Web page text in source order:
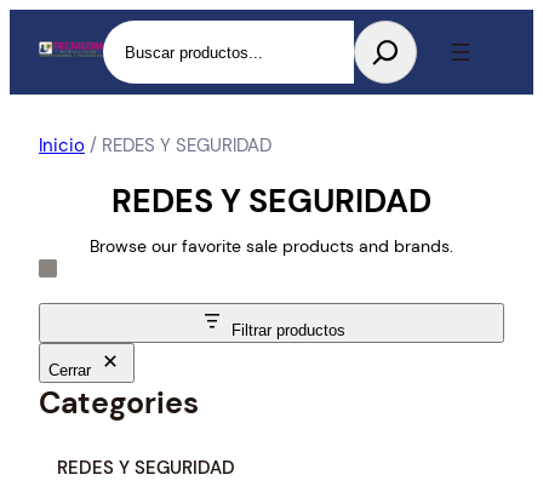
Buscar
Inicio / REDES Y SEGURIDAD
REDES Y SEGURIDAD
Browse our favorite sale products and brands.
Filtrar productos
Cerrar
Categories
REDES Y SEGURIDAD